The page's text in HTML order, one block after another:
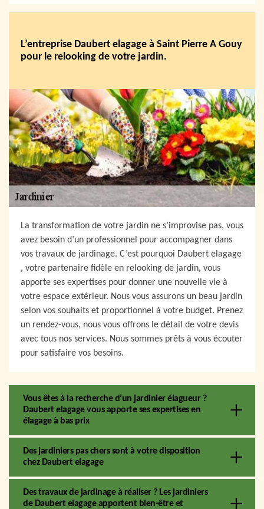
L’entreprise Daubert elagage à Saint Pierre A Gouy
pour le relooking de votre jardin.
La transformation de votre jardin ne s’improvise pas, vous
avez besoin d’un professionnel pour accompagner dans
vos travaux de jardinage. C’est pourquoi Daubert elagage
, votre partenaire fidèle en relooking de jardin, vous
apporte ses expertises pour donner une nouvelle vie à
votre espace extérieur. Nous vous assurons un beau jardin
selon vos souhaits et proportionnel à votre budget. Prenez
un rendez-vous, nous vous offrons le détail de votre devis
avec tous nos services. Nous sommes prêts à vous écouter
pour satisfaire vos besoins.
Vous êtes à la recherche d’un jardinier élagueur ?
Daubert elagage vous apporte ses expertises en
élagage à bas prix
Des jardiniers pas chers sont à votre disposition
chez Daubert elagage
Des travaux de jardinage à réaliser ? Les jardiniers
de Daubert elagage apportent bien-être et